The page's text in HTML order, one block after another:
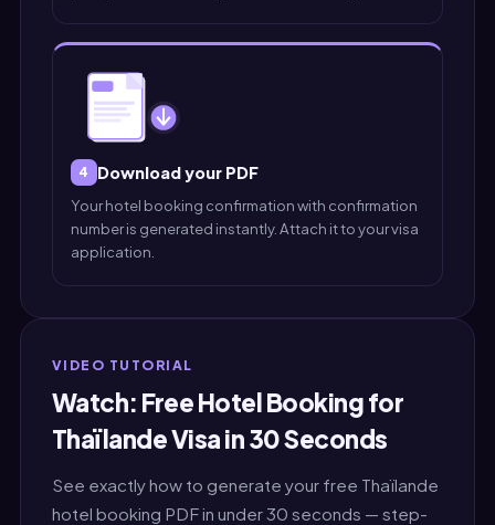
4 Download your PDF
Your hotel booking confirmation with confirmation
number is generated instantly. Attach it to your visa
application.
VIDEO TUTORIAL
Watch: Free Hotel Booking for
Thaïlande Visa in 30 Seconds
See exactly how to generate your free Thaïlande
hotel booking PDF in under 30 seconds — step-